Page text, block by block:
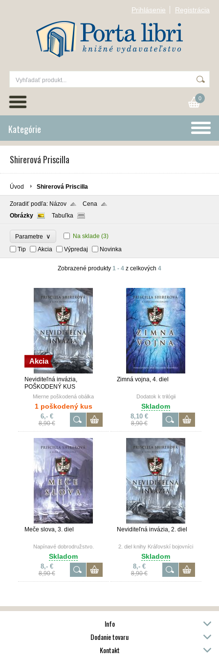
Prihlásenie Registrácia
0
Kategórie
Shirerová Priscilla
Úvod Shirerová Priscilla
Zoradiť podľa: Názov
Cena
Obrázky
Tabuľka
Parametre ∨ Na sklade (3)
Tip
Akcia Výpredaj Novinka
Zobrazené produkty 1 - 4 z celkových 4
Akcia
Neviditeľná invázia,
POŠKODENÝ KUS
Mierne poškodená obálka
1 poškodený kus
6,- €
8,90 €
Zimná vojna, 4. diel
Dodatok k trilógii
Skladom
8,10 €
8,90 €
Meče slova, 3. diel
Napínavé dobrodružstvo.
Skladom
8,- €
8,90 €
Neviditeľná invázia, 2. diel
2. diel knihy Kráľovskí bojovníci
Skladom
8,- €
8,90 €
Info
Dodanie tovaru
Kontakt